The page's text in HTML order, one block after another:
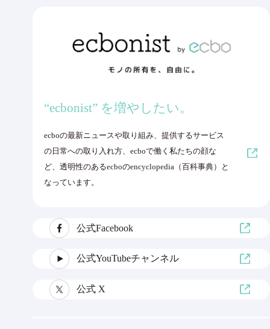
“ecbonist” を増やしたい。
ecboの最新ニュースや取り組み、提供するサービス
の日常への取り入れ方、ecboで働く私たちの顔な
ど、透明性のあるecboのencyclopedia（百科事典）と
なっています。
公式Facebook
公式YouTubeチャンネル
公式 X